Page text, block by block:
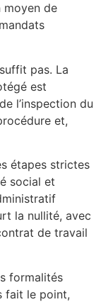
moyen de
pas. La
est
l’inspection du
et,
étapes strictes
social et
la nullité, avec
de travail
formalités
fait le point,